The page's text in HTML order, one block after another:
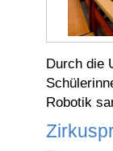
Durch die
Robotik